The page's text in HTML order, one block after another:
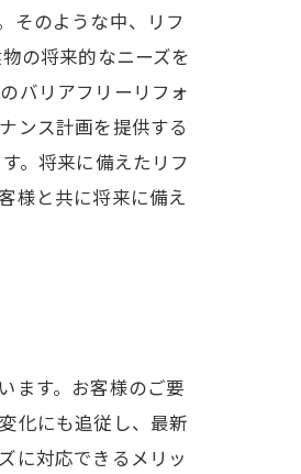
そのような中、リフ
の将来的なニーズを
バリアフリーリフォ
ンス計画を提供する
。将来に備えたリフ
様と共に将来に備え
ます。お客様のご要
化にも追従し、最新
に対応できるメリッ